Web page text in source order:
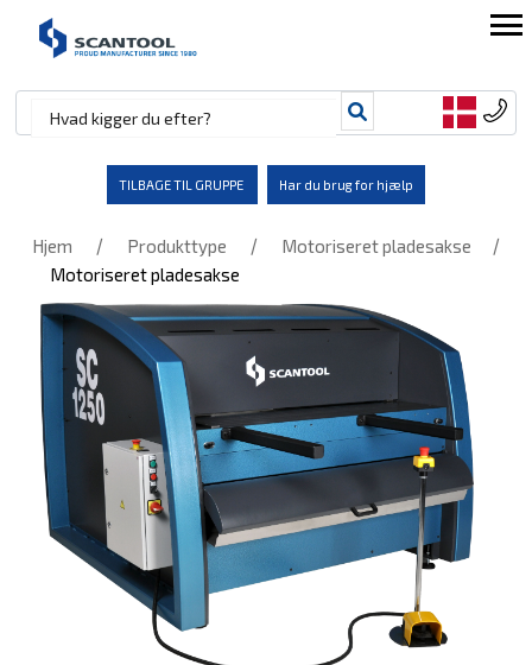
TILBAGE TIL GRUPPE Har du brug for hjælp
Hjem / Produkttype / Motoriseret pladesakse /
Motoriseret pladesakse